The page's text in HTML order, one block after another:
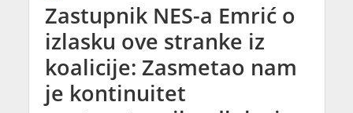
Zastupnik NES-a Emrić o
izlasku ove stranke iz
koalicije: Zasmetao nam
je kontinuitet